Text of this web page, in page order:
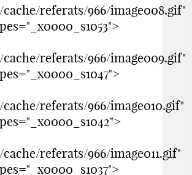
cache/referats/966/image008.gif"
cache/referats/966/image009.gif"
referats/966/image010.gif"
referats/966/image011.gif"